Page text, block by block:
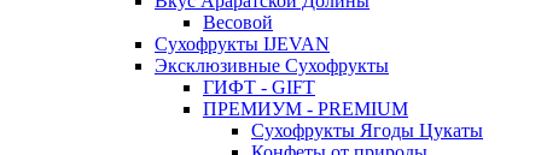
Весовой
Сухофрукты IJEVAN
Эксклюзивные Сухофрукты
ГИФТ - GIFT
ПРЕМИУМ - PREMIUM
Сухофрукты Ягоды Цукаты